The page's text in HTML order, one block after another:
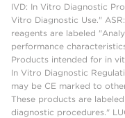
IVD: In Vitro Diagnostic
Vitro Diagnostic Use."
reagents are labeled
performance
Products intended for in
In Vitro Diagnostic
may be CE marked to
These products are
diagnostic procedures."